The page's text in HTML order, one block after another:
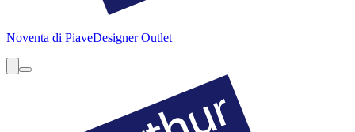
Noventa di PiaveDesigner Outlet